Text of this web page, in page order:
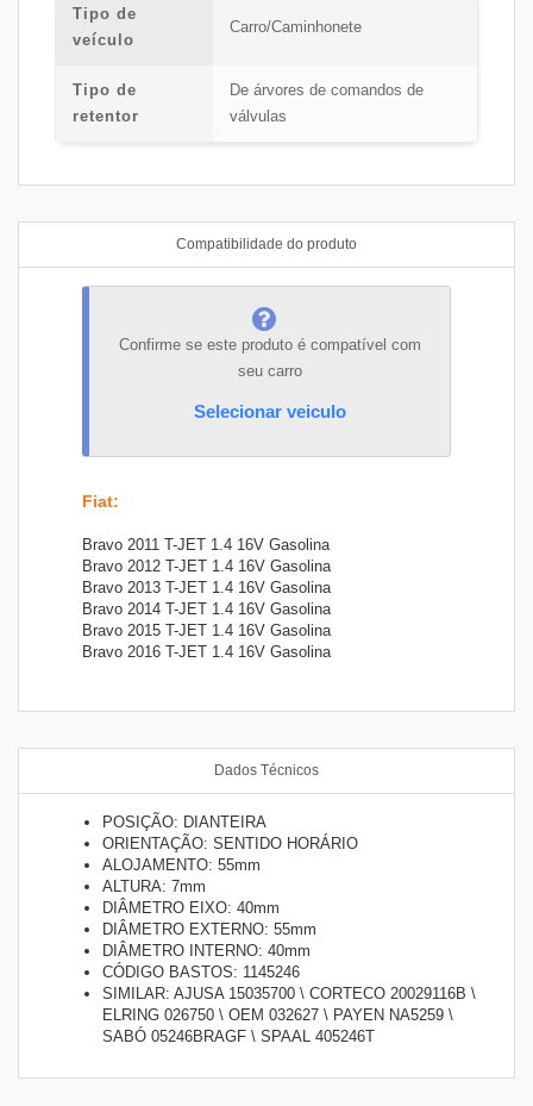
Tipo de
veículo
Carro/Caminhonete
Tipo de
retentor
De árvores de comandos de
válvulas
Compatibilidade do produto
Confirme se este produto é compatível com
seu carro
Selecionar veiculo
Fiat:
Bravo 2011 T-JET 1.4 16V Gasolina
Bravo 2012 T-JET 1.4 16V Gasolina
Bravo 2013 T-JET 1.4 16V Gasolina
Bravo 2014 T-JET 1.4 16V Gasolina
Bravo 2015 T-JET 1.4 16V Gasolina
Bravo 2016 T-JET 1.4 16V Gasolina
Dados Técnicos
POSIÇÃO: DIANTEIRA
ORIENTAÇÃO: SENTIDO HORÁRIO
ALOJAMENTO: 55mm
ALTURA: 7mm
DIÂMETRO EIXO: 40mm
DIÂMETRO EXTERNO: 55mm
DIÂMETRO INTERNO: 40mm
CÓDIGO BASTOS: 1145246
SIMILAR: AJUSA 15035700 \ CORTECO 20029116B \
ELRING 026750 \ OEM 032627 \ PAYEN NA5259 \
SABÓ 05246BRAGF \ SPAAL 405246T